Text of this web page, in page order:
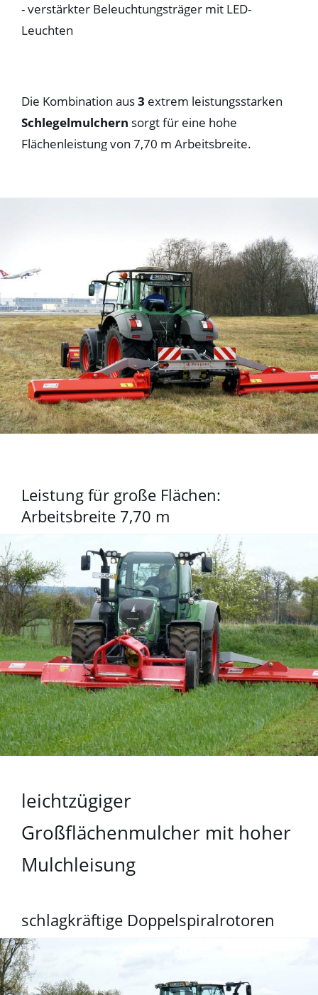
- verstärkter Beleuchtungsträger mit LED-
Leuchten
Die Kombination aus3 extrem leistungsstarken
Schlegelmulchern sorgt für eine hohe
Flächenleistung von 7,70 m Arbeitsbreite.
Leistung für große Flächen:
Arbeitsbreite 7,70 m
leichtzügiger
Großflächenmulcher mit hoher
Mulchleisung
schlagkräftige Doppelspiralrotoren